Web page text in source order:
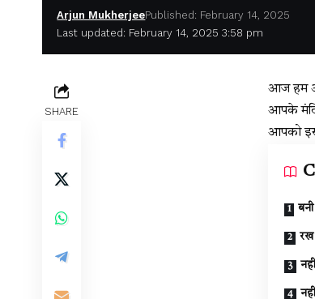
Last updated: February 14, 2025 3:58 pm
Arjun MukherjeePublished: February 14, 2025
SHARE
आज हम
आपके
आपको
रख